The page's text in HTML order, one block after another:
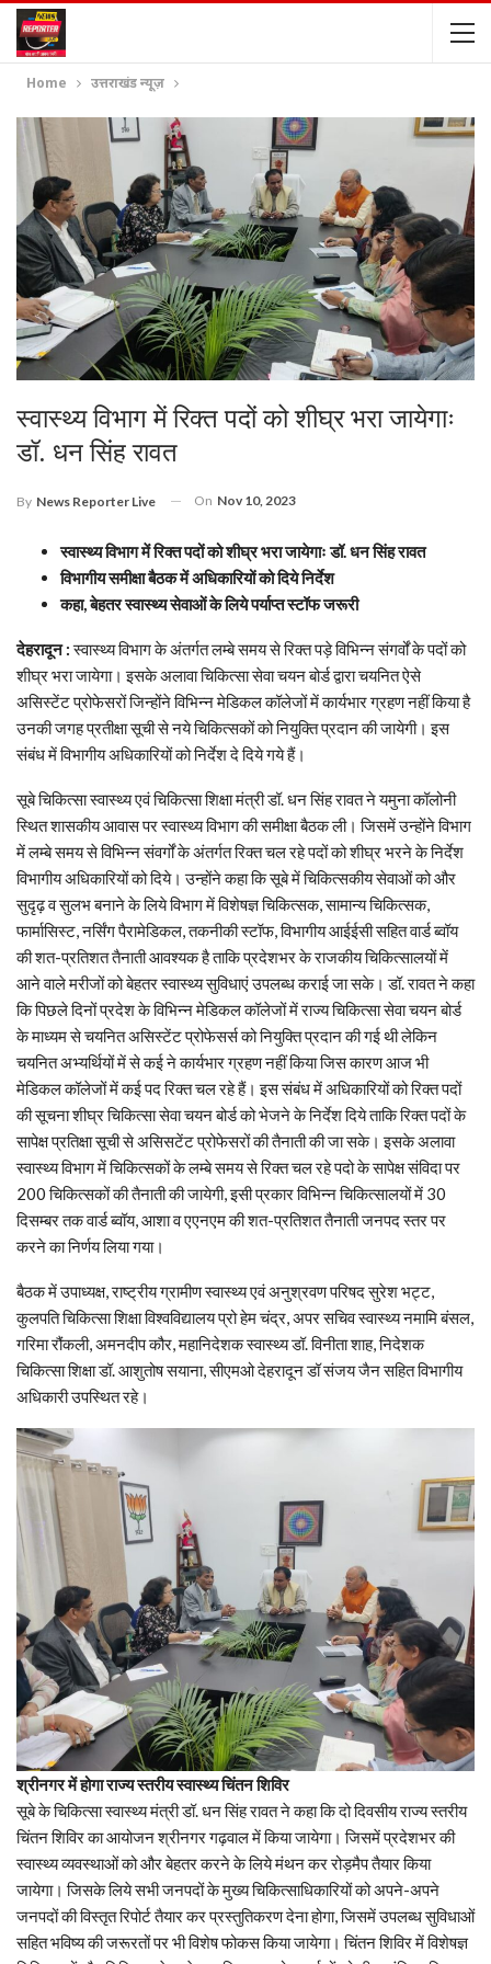
Home उत्तराखंड न्यूज़
स्वास्थ्य विभाग में रिक्त पदों को शीघ्र भरा जायेगाः
डॉ. धन सिंह रावत
By News Reporter Live On Nov 10, 2023
स्वास्थ्य विभाग में रिक्त पदों को शीघ्र भरा जायेगाः डॉ. धन सिंह रावत
विभागीय समीक्षा बैठक में अधिकारियों को दिये निर्देश
कहा, बेहतर स्वास्थ्य सेवाओं के लिये पर्याप्त स्टॉफ जरूरी
देहरादून :स्वास्थ्य विभाग के अंतर्गत लम्बे समय से रिक्त पड़े विभिन्न संगर्वों के पदों को
शीघ्र भरा जायेगा। इसके अलावा चिकित्सा सेवा चयन बोर्ड द्वारा चयनित ऐसे
असिस्टेंट प्रोफेसरों जिन्होंने विभिन्न मेडिकल कॉलेजों में कार्यभार ग्रहण नहीं किया है
उनकी जगह प्रतीक्षा सूची से नये चिकित्सकों को नियुक्ति प्रदान की जायेगी। इस
संबंध में विभागीय अधिकारियों को निर्देश दे दिये गये हैं।
सूबे चिकित्सा स्वास्थ्य एवं चिकित्सा शिक्षा मंत्री डॉ. धन सिंह रावत ने यमुना कॉलोनी
स्थित शासकीय आवास पर स्वास्थ्य विभाग की समीक्षा बैठक ली। जिसमें उन्होंने विभाग
में लम्बे समय से विभिन्न संवर्गों के अंतर्गत रिक्त चल रहे पदों को शीघ्र भरने के निर्देश
विभागीय अधिकारियों को दिये। उन्होंने कहा कि सूबे में चिकित्सकीय सेवाओं को और
सुदृढ़ व सुलभ बनाने के लिये विभाग में विशेषज्ञ चिकित्सक, सामान्य चिकित्सक,
फार्मासिस्ट, नर्सिंग पैरामेडिकल, तकनीकी स्टॉफ, विभागीय आईईसी सहित वार्ड ब्वॉय
की शत-प्रतिशत तैनाती आवश्यक है ताकि प्रदेशभर के राजकीय चिकित्सालयों में
आने वाले मरीजों को बेहतर स्वास्थ्य सुविधाएं उपलब्ध कराई जा सके। डॉ. रावत ने कहा
कि पिछले दिनों प्रदेश के विभिन्न मेडिकल कॉलेजों में राज्य चिकित्सा सेवा चयन बोर्ड
के माध्यम से चयनित असिस्टेंट प्रोफेसर्स को नियुक्ति प्रदान की गई थी लेकिन
चयनित अभ्यर्थियों में से कई ने कार्यभार ग्रहण नहीं किया जिस कारण आज भी
मेडिकल कॉलेजों में कई पद रिक्त चल रहे हैं। इस संबंध में अधिकारियों को रिक्त पदों
की सूचना शीघ्र चिकित्सा सेवा चयन बोर्ड को भेजने के निर्देश दिये ताकि रिक्त पदों के
सापेक्ष प्रतिक्षा सूची से असिसटेंट प्रोफेसरों की तैनाती की जा सके। इसके अलावा
स्वास्थ्य विभाग में चिकित्सकों के लम्बे समय से रिक्त चल रहे पदो के सापेक्ष संविदा पर
200 चिकित्सकों की तैनाती की जायेगी, इसी प्रकार विभिन्न चिकित्सालयों में 30
दिसम्बर तक वार्ड ब्वॉय, आशा व एएनएम की शत-प्रतिशत तैनाती जनपद स्तर पर
करने का निर्णय लिया गया।
बैठक में उपाध्यक्ष, राष्ट्रीय ग्रामीण स्वास्थ्य एवं अनुश्रवण परिषद सुरेश भट्ट,
कुलपति चिकित्सा शिक्षा विश्वविद्यालय प्रो हेम चंद्र, अपर सचिव स्वास्थ्य नमामि बंसल,
गरिमा रौंकली, अमनदीप कौर, महानिदेशक स्वास्थ्य डॉ. विनीता शाह, निदेशक
चिकित्सा शिक्षा डॉ. आशुतोष सयाना, सीएमओ देहरादून डॉ संजय जैन सहित विभागीय
अधिकारी उपस्थित रहे।
श्रीनगर में होगा राज्य स्तरीय स्वास्थ्य चिंतन शिविर
सूबे के चिकित्सा स्वास्थ्य मंत्री डॉ. धन सिंह रावत ने कहा कि दो दिवसीय राज्य स्तरीय
चिंतन शिविर का आयोजन श्रीनगर गढ़वाल में किया जायेगा। जिसमें प्रदेशभर की
स्वास्थ्य व्यवस्थाओं को और बेहतर करने के लिये मंथन कर रोड़मैप तैयार किया
जायेगा। जिसके लिये सभी जनपदों के मुख्य चिकित्साधिकारियों को अपने-अपने
जनपदों की विस्तृत रिपोर्ट तैयार कर प्रस्तुतिकरण देना होगा, जिसमें उपलब्ध सुविधाओं
सहित भविष्य की जरूरतों पर भी विशेष फोकस किया जायेगा। चिंतन शिविर में विशेषज्ञ